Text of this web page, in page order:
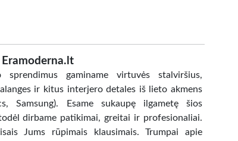
Eramoderna.lt
sprendimus gaminame virtuvės stalviršius,
ir kitus interjero detales iš lieto akmens
Samsung). Esame sukaupę ilgametę šios
dirbame patikimai, greitai ir profesionaliai.
Jums rūpimais klausimais. Trumpai apie